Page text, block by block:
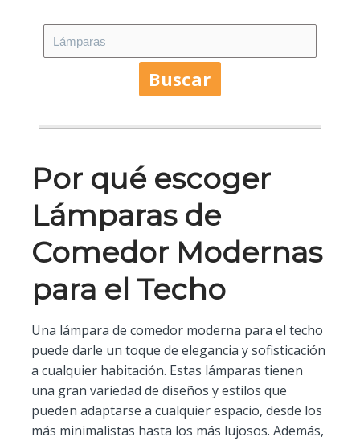
Buscar
Por qué escoger
Lámparas de
Comedor Modernas
para el Techo
Una lámpara de comedor moderna para el techo
puede darle un toque de elegancia y sofisticación
a cualquier habitación. Estas lámparas tienen
una gran variedad de diseños y estilos que
pueden adaptarse a cualquier espacio, desde los
más minimalistas hasta los más lujosos. Además,